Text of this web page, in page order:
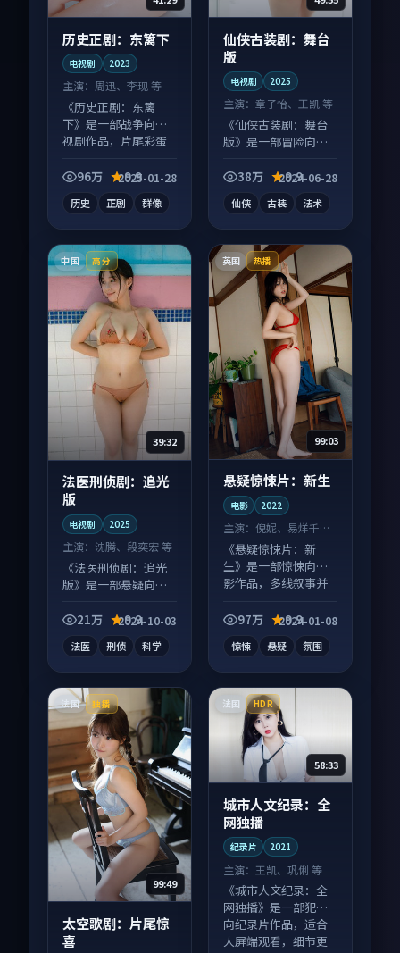
历史正剧：东篱下
电视剧 2023
主演： 周迅、李现 等
《历史正剧：东篱
下》是一部战争向电
视剧作品，片尾彩蛋
惊喜。
96万 9.9
2025-01-28
历史 正剧 群像
仙侠古装剧：舞台
版
电视剧 2025
主演：章子怡、王凯 等
《仙侠古装剧：舞台
版》是一部冒险向电
别错过，字幕区常有
38万 9.9
2024-06-28
仙侠 古装 法术
中国 高分
39:32
法医刑侦剧：追光
版
电视剧 2025
主演： 沈腾、段奕宏 等
《法医刑侦剧：追光
版》是一部悬疑向电
层层推进，尾声常有
21万 9.9
2024-10-03
法医 刑侦 科学
英国 热播
99:03
悬疑惊悚片：新生
电影 2022
主演：倪妮、易烊千玺
等
《悬疑惊悚片：新
生》是一部惊悚向电
影作品，多线叙事并
味。97万 9.9
2024-01-08
惊悚 悬疑 氛围
法国 独播
99:49
太空歌剧：片尾惊
喜
法国 HDR
58:33
城市人文纪录：全
网独播
纪录片 2021
主演： 王凯、巩俐 等
《城市人文纪录：全
网独播》是一部犯罪
向纪录片作品，适合
大屏端观看，细节更